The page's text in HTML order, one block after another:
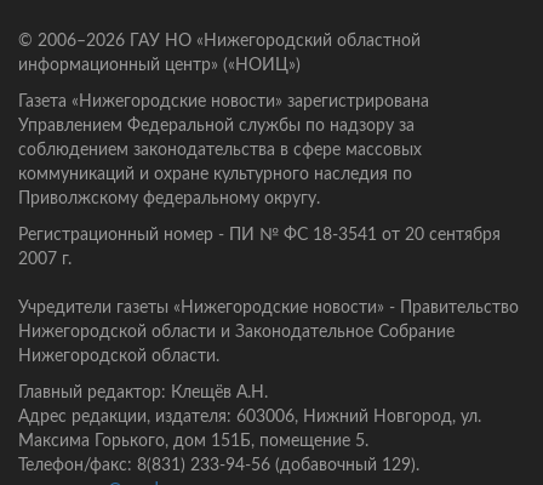
© 2006–2026 ГАУ НО «Нижегородский областной
информационный центр» («НОИЦ»)
Газета «Нижегородские новости» зарегистрирована
Управлением Федеральной службы по надзору за
соблюдением законодательства в сфере массовых
коммуникаций и охране культурного наследия по
Приволжскому федеральному округу.
Регистрационный номер - ПИ № ФС 18-3541 от 20 сентября
2007 г.
Учредители газеты «Нижегородские новости» - Правительство
Нижегородской области и Законодательное Собрание
Нижегородской области.
Главный редактор: Клещёв А.Н.
Адрес редакции, издателя: 603006, Нижний Новгород, ул.
Максима Горького, дом 151Б, помещение 5.
Телефон/факс: 8(831) 233-94-56 (добавочный 129).